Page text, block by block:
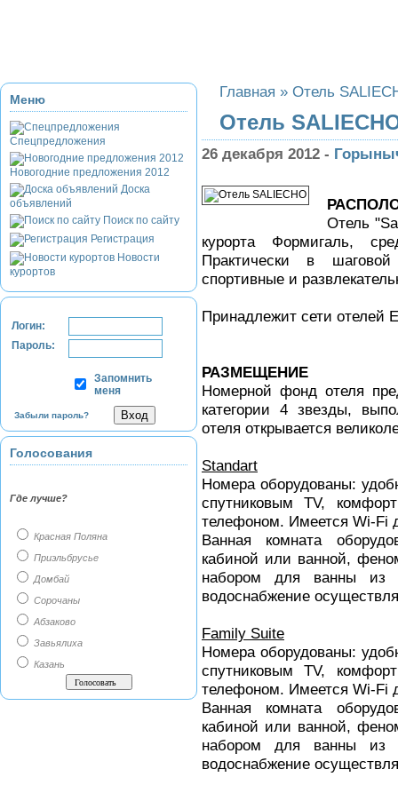
Меню
Спецпредложения
Новогодние предложения 2012
Доска
объявлений
Поиск по сайту
Регистрация
Новости
курортов
Логин:
Пароль:
Запомнить
меня
Забыли пароль?
Голосования
Где лучше?
Красная Поляна
Приэльбрусье
Домбай
Сорочаны
Абзаково
Завьялиха
Казань
Главная » Отель
Отель
26 декабря 2012 -
Отель
курорта Формигаль,
Практически в
спортивные и
Принадлежит сети отелей
РАЗМЕЩЕНИЕ
Номерной фонд отеля
категории 4 звезды,
отеля открывается
Standart
Номера оборудованы:
спутниковым TV,
телефоном. Имеется Wi-Fi
Ванная комната
кабиной или ванной,
набором для ванны из
водоснабжение
Family Suite
Номера оборудованы:
спутниковым TV,
телефоном. Имеется Wi-Fi
Ванная комната
кабиной или ванной,
набором для ванны из
водоснабжение